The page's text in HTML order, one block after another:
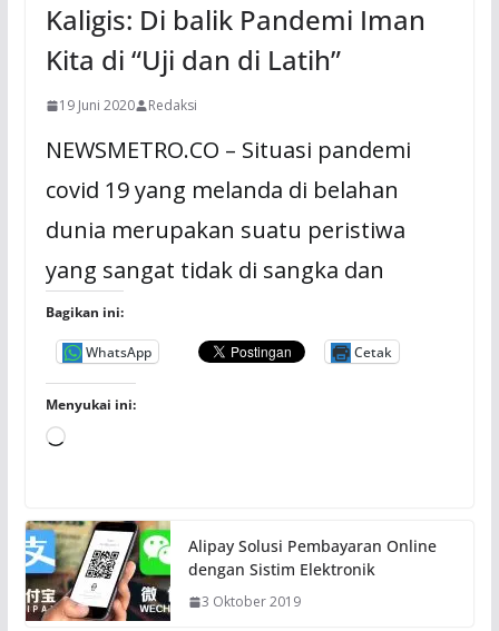
Kaligis: Di balik Pandemi Iman
Kita di “Uji dan di Latih”
19 Juni 2020 Redaksi
NEWSMETRO.CO – Situasi pandemi
covid 19 yang melanda di belahan
dunia merupakan suatu peristiwa
yang sangat tidak di sangka dan
Bagikan ini:
WhatsApp Cetak
Menyukai ini:
M
u
a
t
.
Alipay Solusi Pembayaran Online
dengan Sistim Elektronik
3 Oktober 2019